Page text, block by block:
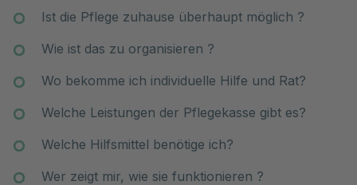
Ist die Pflege zuhause überhaupt möglich ?
Wie ist das zu organisieren ?
Wo bekomme ich individuelle Hilfe und Rat?
Welche Leistungen der Pflegekasse gibt es?
Welche Hilfsmittel benötige ich?
Wer zeigt mir, wie sie funktionieren ?